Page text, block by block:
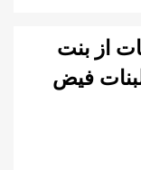
از بنت
فیض